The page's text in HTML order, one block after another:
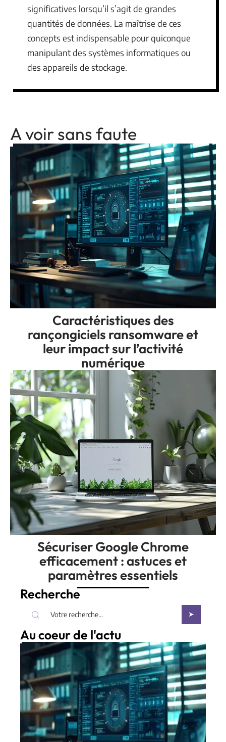
significatives lorsqu’il s’agit de grandes
quantités de données. La maîtrise de ces
concepts est indispensable pour quiconque
manipulant des systèmes informatiques ou
des appareils de stockage.
A voir sans faute
Caractéristiques des
rançongiciels ransomware et
leur impact sur l’activité
numérique
Sécuriser Google Chrome
efficacement : astuces et
paramètres essentiels
Recherche
Au coeur de l'actu